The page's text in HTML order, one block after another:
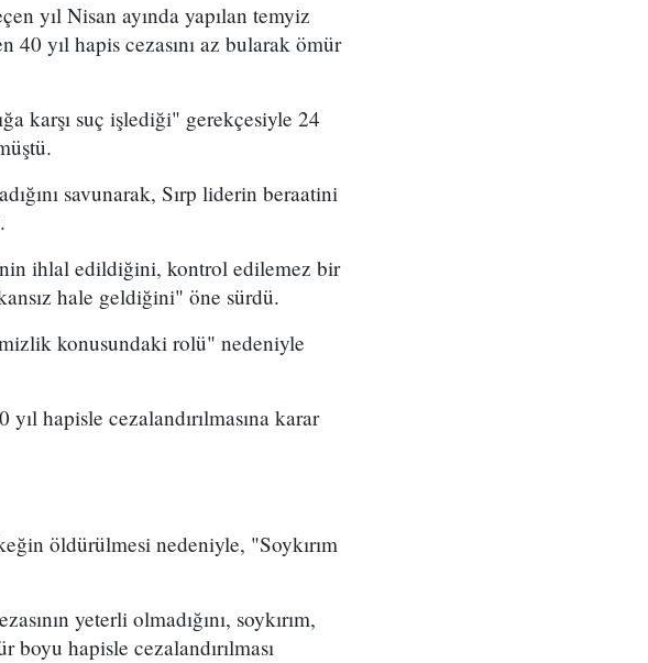
yıl Nisan ayında yapılan temyiz
40 yıl hapis cezasını az bularak ömür
karşı suç işlediği" gerekçesiyle 24
savunarak, Sırp liderin beraatini
ihlal edildiğini, kontrol edilemez bir
hale geldiğini" öne sürdü.
konusundaki rolü" nedeniyle
hapisle cezalandırılmasına karar
öldürülmesi nedeniyle, "Soykırım
yeterli olmadığını, soykırım,
boyu hapisle cezalandırılması